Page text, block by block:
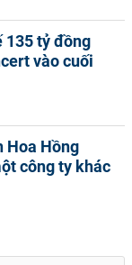
135 tỷ đồng
vào cuối
Hoa Hồng
công ty khác